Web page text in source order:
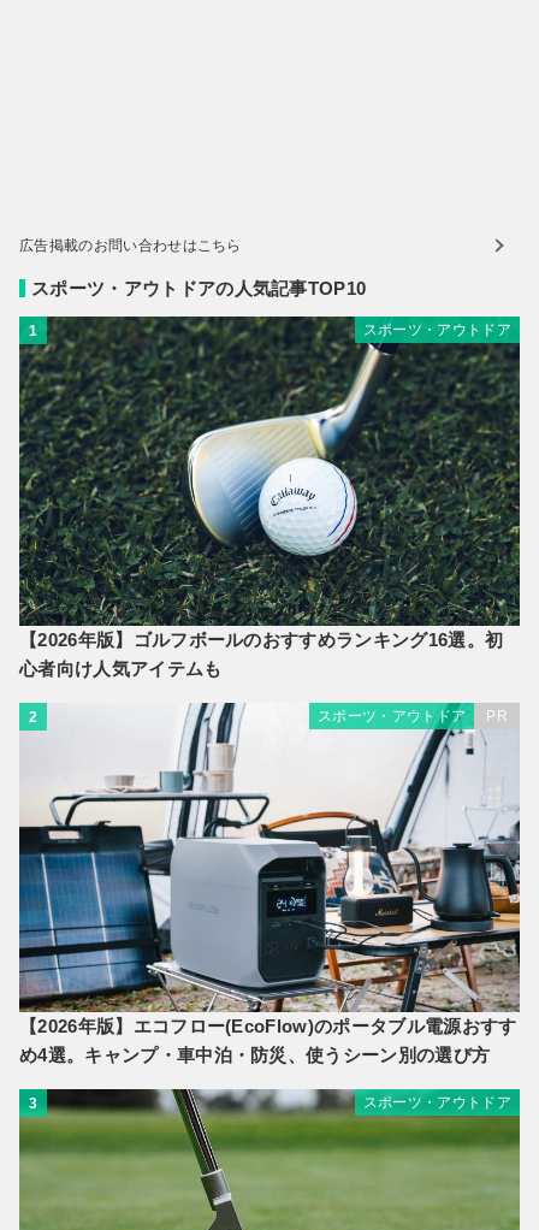
広告掲載のお問い合わせはこちら
スポーツ・アウトドアの人気記事TOP10
1 スポーツ・アウトドア
【2026年版】ゴルフボールのおすすめランキング16選。初
心者向け人気アイテムも
2 スポーツ・アウトドア PR
【2026年版】エコフロー(EcoFlow)のポータブル電源おすす
め4選。キャンプ・車中泊・防災、使うシーン別の選び方
3 スポーツ・アウトドア